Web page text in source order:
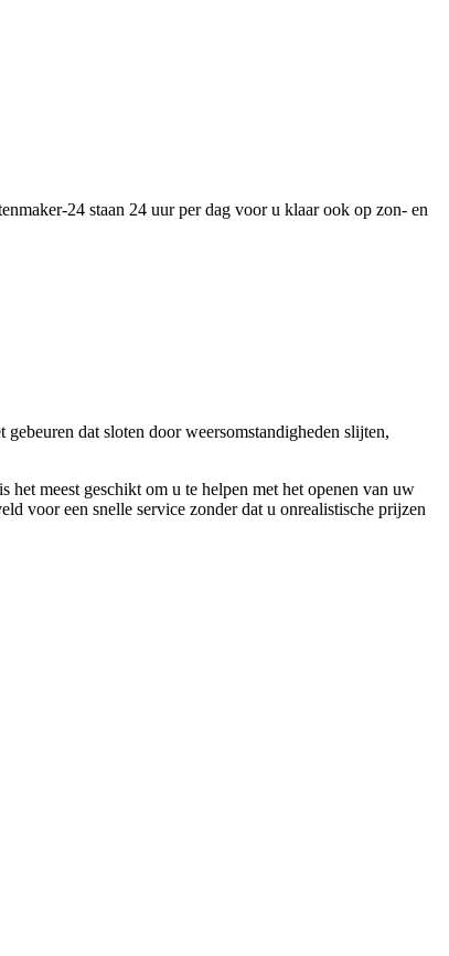
24 staan 24 uur per dag voor u klaar ook op zon- en
dat sloten door weersomstandigheden slijten,
meest geschikt om u te helpen met het openen van uw
voor een snelle service zonder dat u onrealistische prijzen